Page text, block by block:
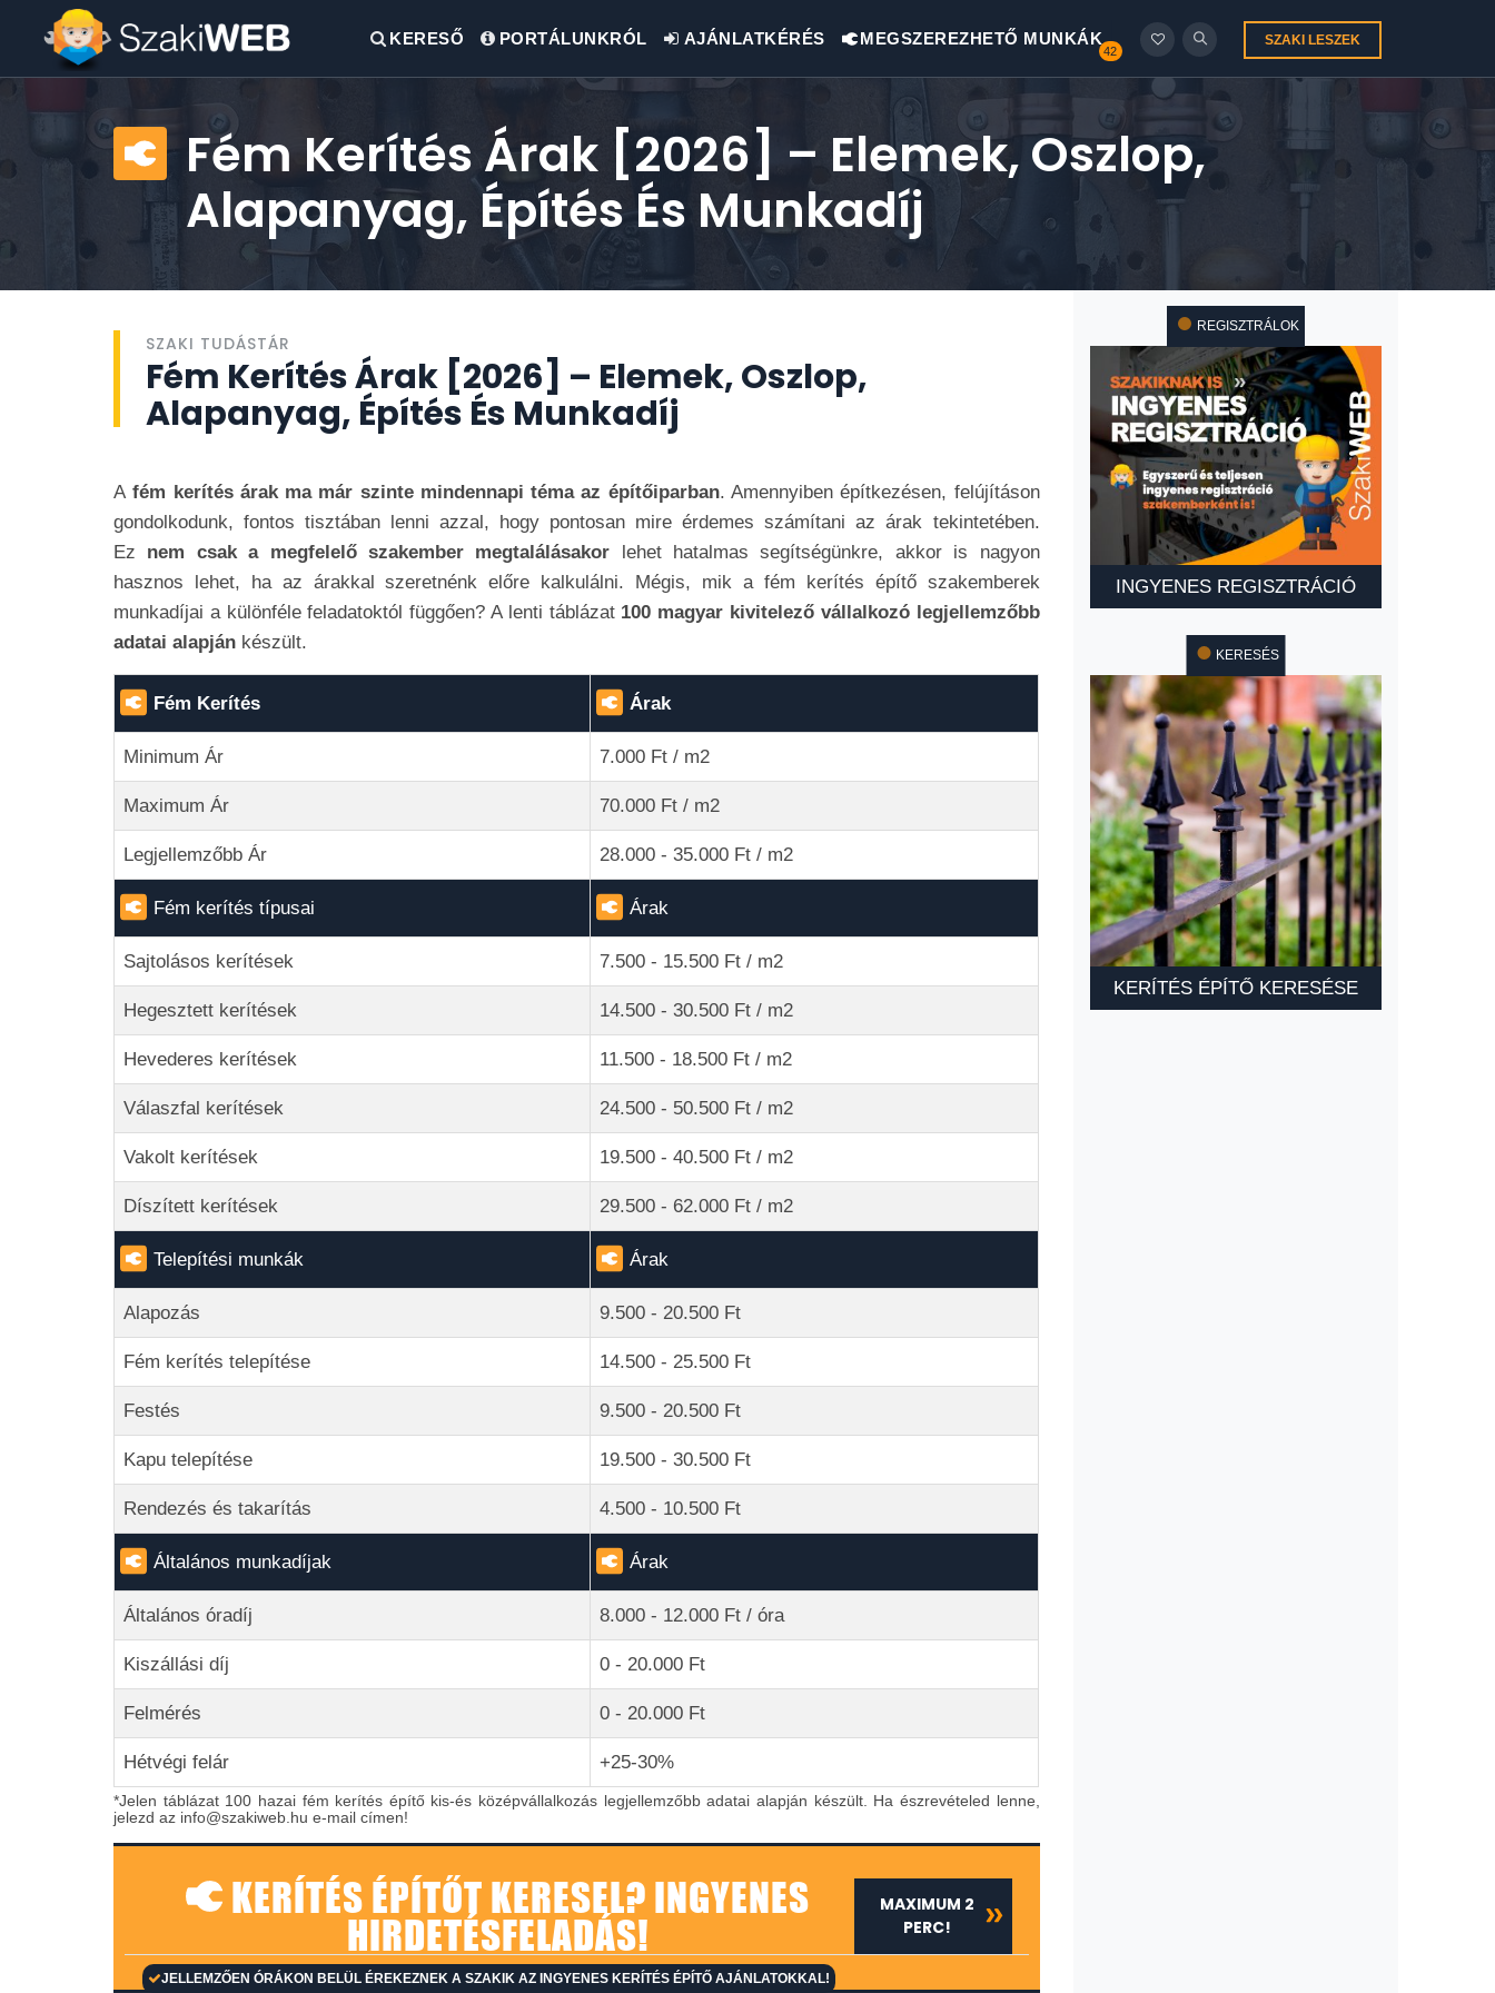
SZAKI LESZEK
KERESŐ PORTÁLUNKRÓL AJÁNLATKÉRÉS MEGSZEREZHETŐ MUNKÁK
42
Fém Kerítés Árak [2026] – Elemek, Oszlop,
Alapanyag, Építés És Munkadíj
SZAKI TUDÁSTÁR
Fém Kerítés Árak [2026] – Elemek, Oszlop,
Alapanyag, Építés És Munkadíj
A fém kerítés árak ma már szinte mindennapi téma az építőiparban. Amennyiben építkezésen, felújításon
gondolkodunk, fontos tisztában lenni azzal, hogy pontosan mire érdemes számítani az árak tekintetében.
Ez nem csak a megfelelő szakember megtalálásakor lehet hatalmas segítségünkre, akkor is nagyon
hasznos lehet, ha az árakkal szeretnénk előre kalkulálni. Mégis, mik a fém kerítés építő szakemberek
munkadíjai a különféle feladatoktól függően? A lenti táblázat100 magyar kivitelező vállalkozó legjellemzőbb
adatai alapján készült.
Fém Kerítés Árak
Minimum Ár 7.000 Ft / m2
Maximum Ár 70.000 Ft / m2
Legjellemzőbb Ár 28.000 - 35.000 Ft / m2
Fém kerítés típusai Árak
Sajtolásos kerítések 7.500 - 15.500 Ft / m2
Hegesztett kerítések 14.500 - 30.500 Ft / m2
Hevederes kerítések 11.500 - 18.500 Ft / m2
Válaszfal kerítések 24.500 - 50.500 Ft / m2
Vakolt kerítések 19.500 - 40.500 Ft / m2
Díszített kerítések 29.500 - 62.000 Ft / m2
Telepítési munkák Árak
Alapozás 9.500 - 20.500 Ft
Fém kerítés telepítése 14.500 - 25.500 Ft
Festés 9.500 - 20.500 Ft
Kapu telepítése 19.500 - 30.500 Ft
Rendezés és takarítás 4.500 - 10.500 Ft
Általános munkadíjak Árak
Általános óradíj 8.000 - 12.000 Ft / óra
Kiszállási díj 0 - 20.000 Ft
Felmérés 0 - 20.000 Ft
Hétvégi felár +25-30%
*Jelen táblázat 100 hazai fém kerítés építő kis-és középvállalkozás legjellemzőbb adatai alapján készült. Ha észrevételed lenne,
jelezd az info@szakiweb.hu e-mail címen!
KERÍTÉS ÉPÍTŐT KERESEL? INGYENES
HIRDETÉSFELADÁS!
JELLEMZŐEN ÓRÁKON BELÜL ÉREKEZNEK A SZAKIK AZ INGYENES KERÍTÉS ÉPÍTŐ AJÁNLATOKKAL!
MAXIMUM 2
PERC!
REGISZTRÁLOK
INGYENES REGISZTRÁCIÓ
KERESÉS
KERÍTÉS ÉPÍTŐ KERESÉSE